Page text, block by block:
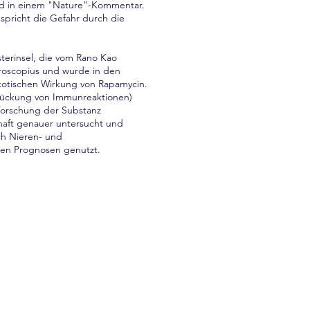
in einem "Nature"-Kommentar.
die Gefahr durch die
die vom Rano Kao
und wurde in den
Wirkung von Rapamycin.
von Immunreaktionen)
der Substanz
genauer untersucht und
Nieren- und
Prognosen genutzt.